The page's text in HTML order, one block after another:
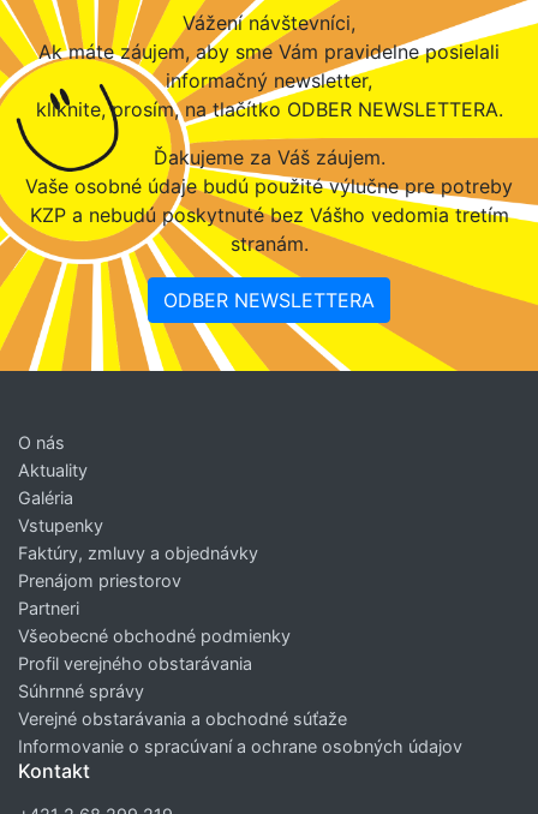
Vážení návštevníci,
Ak máte záujem, aby sme Vám pravidelne posielali
informačný newsletter,
kliknite, prosím, na tlačítko ODBER NEWSLETTERA.
Ďakujeme za Váš záujem.
Vaše osobné údaje budú použité výlučne pre potreby
KZP a nebudú poskytnuté bez Vášho vedomia tretím
stranám.
ODBER NEWSLETTERA
O nás
Aktuality
Galéria
Vstupenky
Faktúry, zmluvy a objednávky
Prenájom priestorov
Partneri
Všeobecné obchodné podmienky
Profil verejného obstarávania
Súhrnné správy
Verejné obstarávania a obchodné súťaže
Informovanie o spracúvaní a ochrane osobných údajov
Kontakt